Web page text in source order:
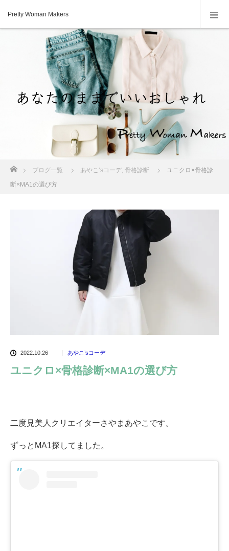
Pretty Woman Makers
ブログ一覧 あやこ’sコーデ, 骨格診断
ユニクロ×骨格診
断×MA1の選び方
2022.10.26 あやこ’sコーデ
ユニクロ×骨格診断×MA1の選び方
二度見美人クリエイターさやまあやこです。
ずっとMA1探してました。